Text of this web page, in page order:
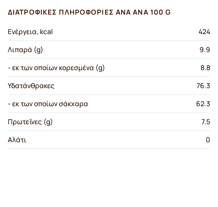
ΔΙΑΤΡΟΦΙΚΈΣ ΠΛΗΡΟΦΟΡΊΕΣ ΑΝΆ ΑΝΆ 100 G
Ενέργεια, kcal
424
Λιπαρά (g)
9.9
- εκ των οποίων κορεσμένα (g)
8.8
Υδατάνθρακες
76.3
- εκ των οποίων σάκχαρα
62.3
Πρωτεΐνες (g)
7.5
Αλάτι
0